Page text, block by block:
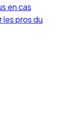
en cas
les pros du